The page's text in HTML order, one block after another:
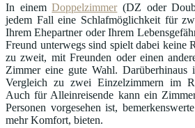
In einemDoppelzimmer(DZ oder
jedem Fall eine Schlafmöglichkeit für
Ihrem Ehepartner oder Ihrem
Freund unterwegs sind spielt dabei keine
zu zweit, mit Freunden oder einen
Zimmer eine gute Wahl. Darüberhinaus
Vergleich zu zwei Einzelzimmern im
Auch für Alleinreisende kann ein
Personen vorgesehen ist,
mehr Komfort, bieten.